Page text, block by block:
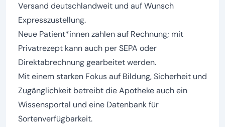
Versand deutschlandweit und auf Wunsch
Expresszustellung.
Neue Patient*innen zahlen auf Rechnung; mit
Privatrezept kann auch per SEPA oder
Direktabrechnung gearbeitet werden.
Mit einem starken Fokus auf Bildung, Sicherheit und
Zugänglichkeit betreibt die Apotheke auch ein
Wissensportal und eine Datenbank für
Sortenverfügbarkeit.